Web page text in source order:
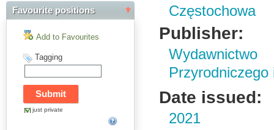
Favourite positions
Add to Favourites
Tagging
just private
Częstochowa
Publisher:
Przyrodniczego
Date issued:
2021